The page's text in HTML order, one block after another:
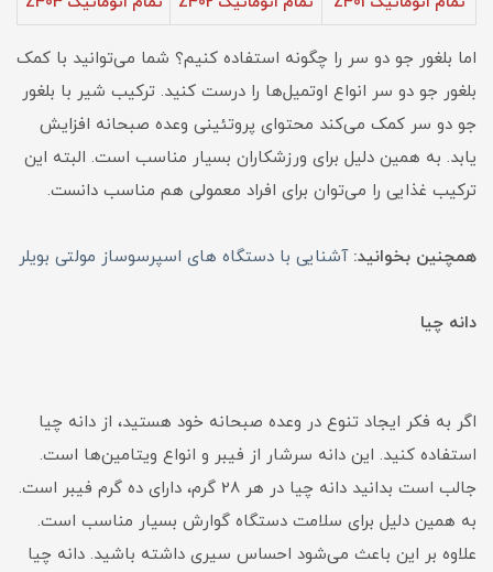
اما بلغور جو دو سر را چگونه استفاده کنیم؟ شما می‌توانید با کمک
بلغور جو دو سر انواع اوتمیل‌ها را درست کنید. ترکیب شیر با بلغور
جو دو سر کمک می‌کند محتوای پروتئینی وعده صبحانه افزایش
یابد. به همین دلیل برای ورزشکاران بسیار مناسب است. البته این
ترکیب غذایی را می‌توان برای افراد معمولی هم مناسب دانست.
همچنین بخوانید:آشنایی با دستگاه های اسپرسوساز مولتی بویلر
دانه چیا
اگر به فکر ایجاد تنوع در وعده صبحانه خود هستید، از دانه چیا
استفاده کنید. این دانه سرشار از فیبر و انواع ویتامین‌ها است.
جالب است بدانید دانه چیا در هر 28 گرم، دارای ده گرم فیبر است.
به همین دلیل برای سلامت دستگاه گوارش بسیار مناسب است.
علاوه بر این باعث می‌شود احساس سیری داشته باشید. دانه چیا